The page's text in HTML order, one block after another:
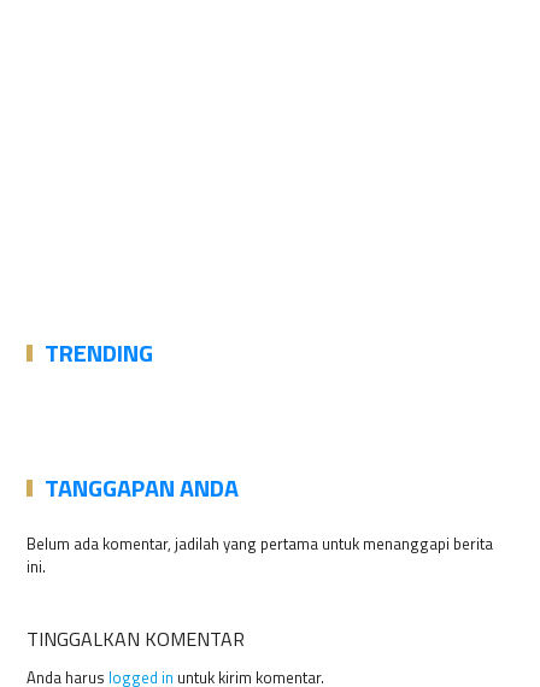
TRENDING
TANGGAPAN ANDA
Belum ada komentar, jadilah yang pertama untuk menanggapi berita
ini.
TINGGALKAN KOMENTAR
Anda harus logged in untuk kirim komentar.